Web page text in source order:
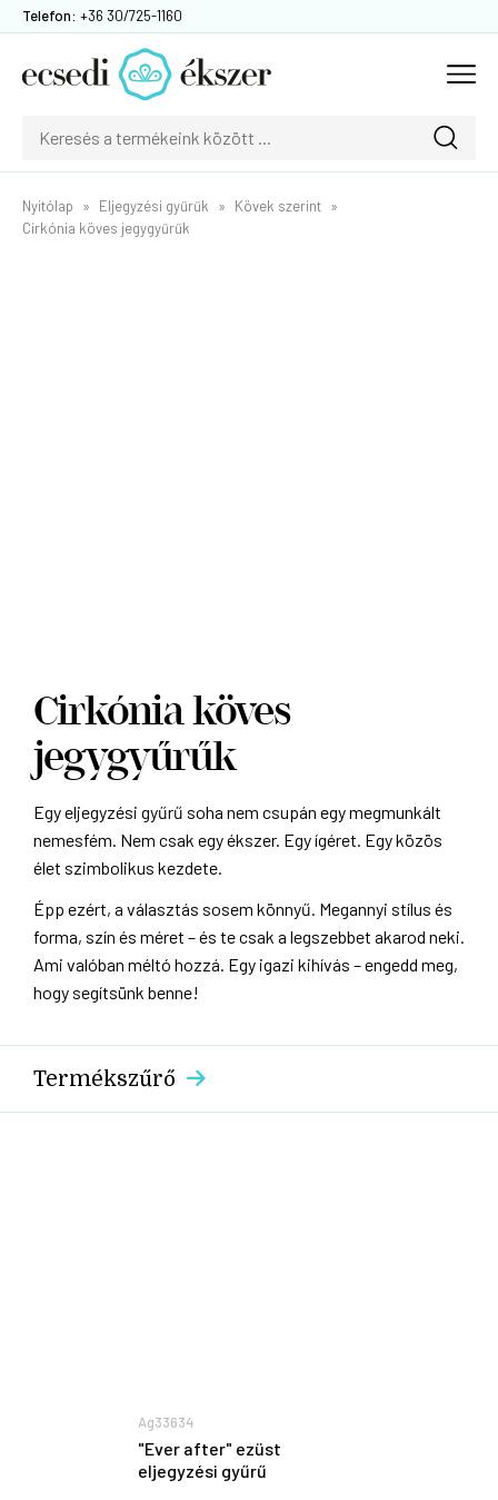
Telefon: +36 30/725-1160
Nyitólap Eljegyzési gyűrűk
Kövek szerint
Cirkónia köves jegygyűrűk
Cirkónia köves
jegygyűrűk
Egy eljegyzési gyűrű soha nem csupán egy megmunkált
nemesfém. Nem csak egy ékszer. Egy ígéret. Egy közös
élet szimbolikus kezdete.
Épp ezért, a választás sosem könnyű. Megannyi stílus és
forma, szín és méret – és te csak a legszebbet akarod neki.
Ami valóban méltó hozzá. Egy igazi kihívás – engedd meg,
hogy segítsünk benne!
Termékszűrő
Ag33634
"Ever after" ezüst
eljegyzési gyűrű